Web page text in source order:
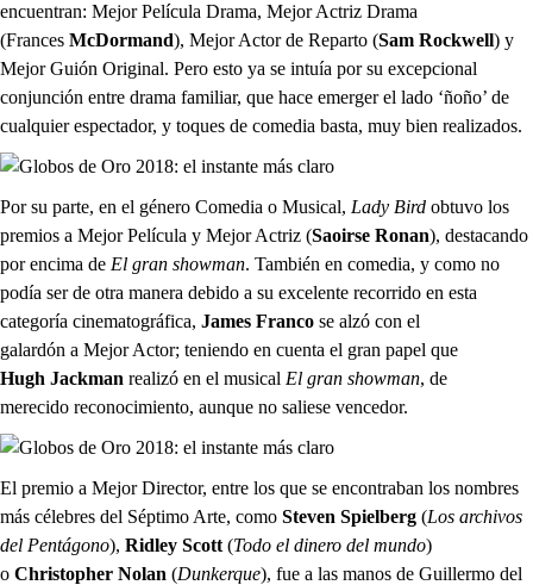
encuentran: Mejor Película Drama, Mejor Actriz Drama
(Frances McDormand), Mejor Actor de Reparto (Sam Rockwell) y
Mejor Guión Original. Pero esto ya se intuía por su excepcional
conjunción entre drama familiar, que hace emerger el lado ‘ñoño’ de
cualquier espectador, y toques de comedia basta, muy bien realizados.
Por su parte, en el género Comedia o Musical, Lady Bird obtuvo los
premios a Mejor Película y Mejor Actriz (Saoirse Ronan), destacando
por encima de El gran showman. También en comedia, y como no
podía ser de otra manera debido a su excelente recorrido en esta
categoría cinematográfica, James Franco se alzó con el
galardón a Mejor Actor; teniendo en cuenta el gran papel que
Hugh Jackman realizó en el musical El gran showman, de
merecido reconocimiento, aunque no saliese vencedor.
El premio a Mejor Director, entre los que se encontraban los nombres
más célebres del Séptimo Arte, como Steven Spielberg (Los archivos
del Pentágono), Ridley Scott (Todo el dinero del mundo)
o Christopher Nolan (Dunkerque), fue a las manos de Guillermo del